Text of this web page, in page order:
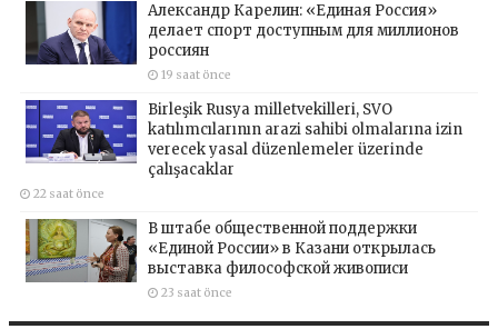
Александр Карелин: «Единая Россия»
делает спорт доступным для миллионов
россиян
19 saat önce
Birleşik Rusya milletvekilleri, SVO
katılımcılarının arazi sahibi olmalarına izin
verecek yasal düzenlemeler üzerinde
çalışacaklar
22 saat önce
В штабе общественной поддержки
«Единой России» в Казани открылась
выставка философской живописи
23 saat önce